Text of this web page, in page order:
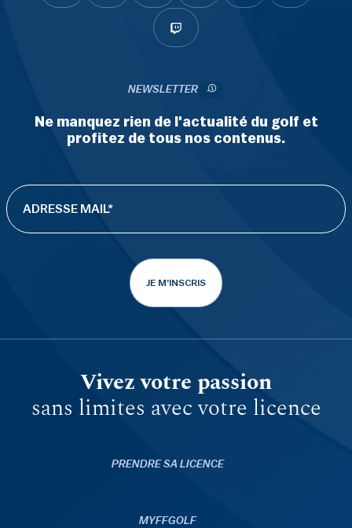
NEWSLETTER
Ne manquez rien de l'actualité du golf et
profitez de tous nos contenus.
JE M'INSCRIS
Vivez votre passion
sans limites avec votre licence
PRENDRE SA LICENCE
MYFFGOLF